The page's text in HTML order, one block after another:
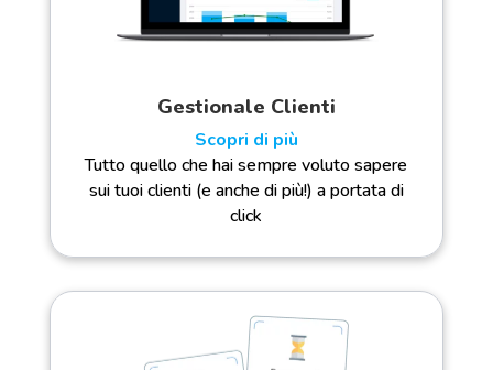
Gestionale Clienti
Scopri di più
Tutto quello che hai sempre voluto sapere
sui tuoi clienti (e anche di più!) a portata di
click